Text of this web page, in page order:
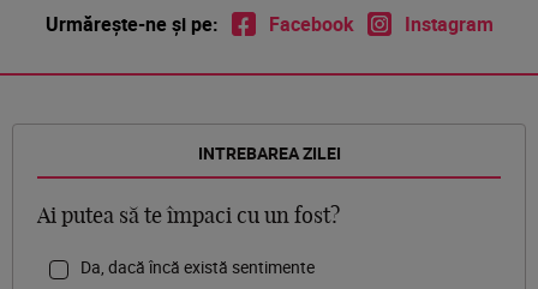
Urmărește-ne și pe: Facebook Instagram
INTREBAREA ZILEI
Ai putea să te împaci cu un fost?
Da, dacă încă există sentimente